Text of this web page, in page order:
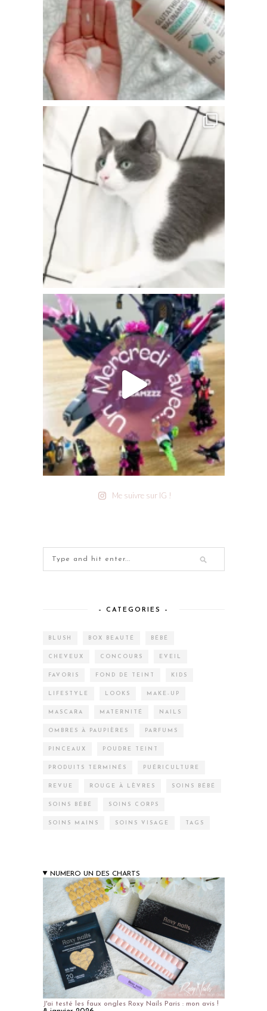
Me suivre sur IG !
– CATEGORIES –
BLUSH BOX BEAUTÉ BÉBÉ
CHEVEUX CONCOURS EVEIL
FAVORIS FOND DE TEINT KIDS
LIFESTYLE LOOKS MAKE-UP
MASCARA MATERNITÉ NAILS
OMBRES À PAUPIÈRES PARFUMS
PINCEAUX POUDRE TEINT
PRODUITS TERMINÉS PUÉRICULTURE
REVUE ROUGE À LÈVRES SOINS BÉBÉ
SOINS BÉBÉ SOINS CORPS
SOINS MAINS SOINS VISAGE TAGS
NUMERO UN DES CHARTS
J'ai testé les faux ongles Roxy Nails Paris : mon avis !